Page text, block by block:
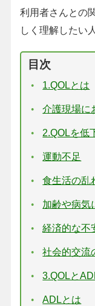
利用者さんとの
しく理解したい
目次
1.QOLとは
介護現場に
2.QOLを低
運動不足
食生活の乱
加齢や病気
経済的な不
社会的交流
3.QOLと
ADLとは